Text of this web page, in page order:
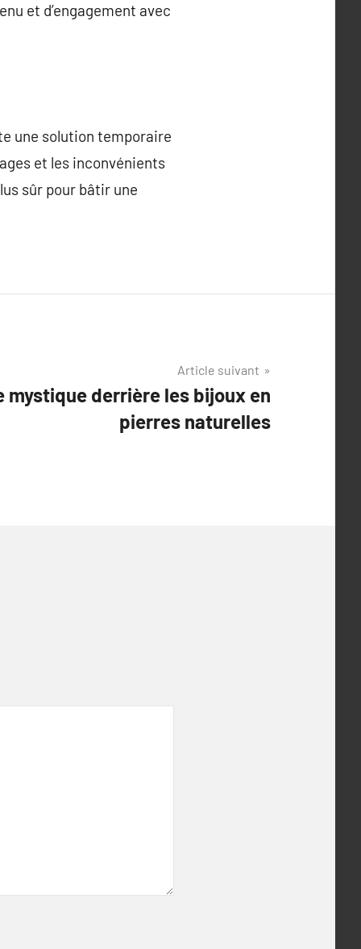
et d’engagement avec
une solution temporaire
et les inconvénients
sûr pour bâtir une
Article suivant
mystique derrière les bijoux en
pierres naturelles